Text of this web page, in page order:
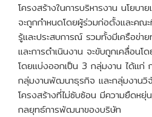
โครงสร้างในการบริหารงาน นโยบ
จะถูกกำหนดโดยผู้ร่วมก่อตั้งและคณ
รู้และประสบการณ์ รวมทั้งมีเครือข่า
และการดำเนินงาน จะขับถูกเคลื่อน
โดยแบ่งออกเป็น 3 กลุ่มงาน ได้แก่
กลุ่มงานพัฒนาธุรกิจ และกลุ่มงานวิ
โครงสร้างที่ไม่ซับซ้อน มีความยืดห
กลยุทธ์การพัฒนาของบริษัท